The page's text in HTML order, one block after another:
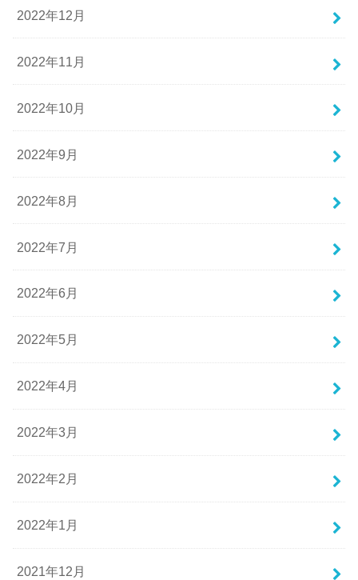
2022年12月
2022年11月
2022年10月
2022年9月
2022年8月
2022年7月
2022年6月
2022年5月
2022年4月
2022年3月
2022年2月
2022年1月
2021年12月